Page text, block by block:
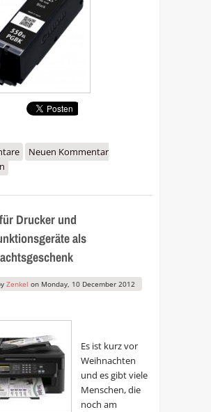
Neuen Kommentar
Drucker und
als
Zenkel on Monday, 10 December 2012
Es ist kurz vor
Weihnachten
und es gibt viele
Menschen, die
noch am